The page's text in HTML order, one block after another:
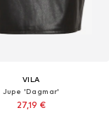
VILA
Jupe 'Dagmar'
27,19 €